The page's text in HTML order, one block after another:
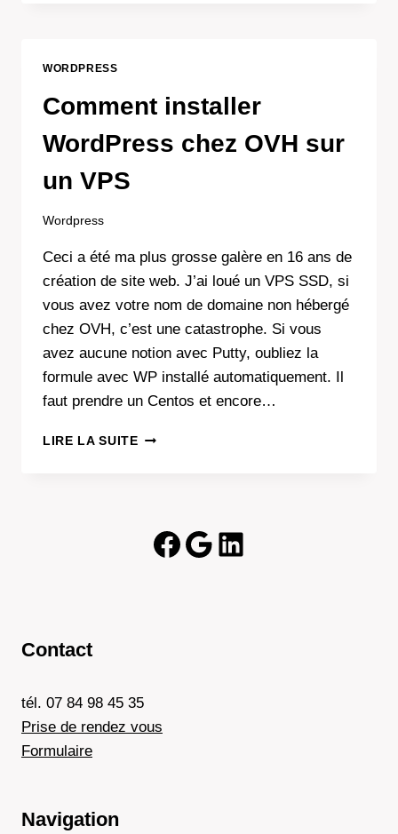
CONNAÎTRE
WORDPRESS
Comment installer
WordPress chez OVH sur
un VPS
Wordpress
Ceci a été ma plus grosse galère en 16 ans de
création de site web. J’ai loué un VPS SSD, si
vous avez votre nom de domaine non hébergé
chez OVH, c’est une catastrophe. Si vous
avez aucune notion avec Putty, oubliez la
formule avec WP installé automatiquement. Il
faut prendre un Centos et encore…
LIRE LA SUITECOMMENT
SUR
UNFacebook
Google
LinkedIn
Contact
tél. 07 84 98 45 35
Prise de rendez vous
Formulaire
Navigation